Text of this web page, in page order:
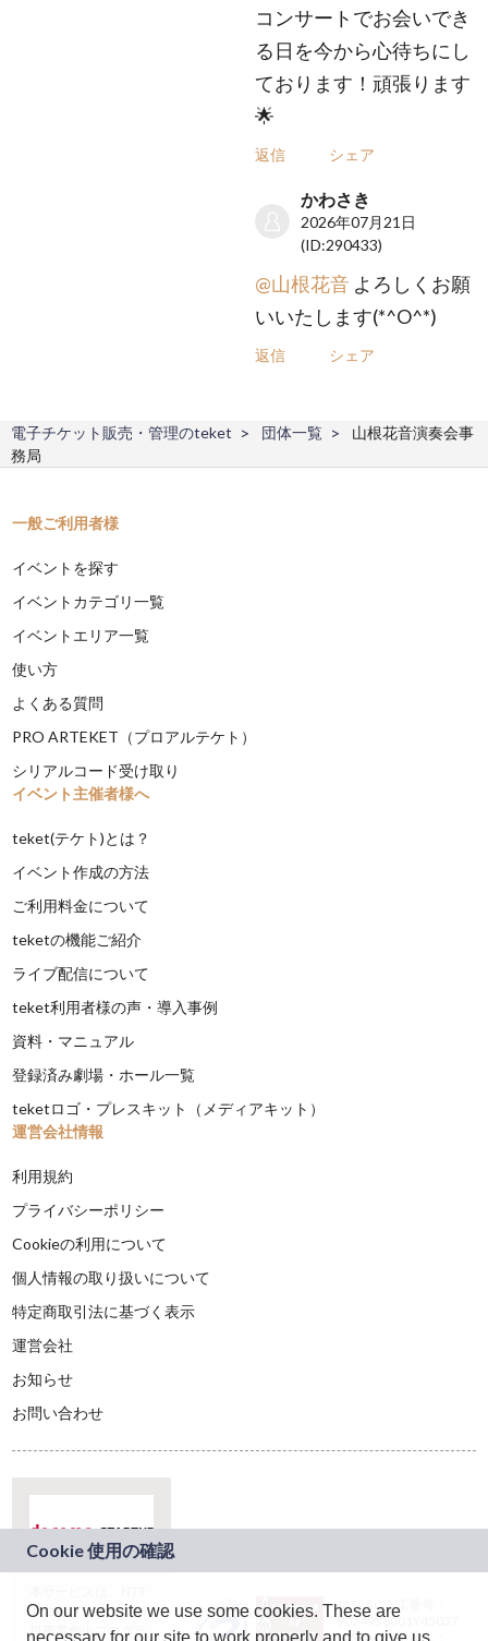
コンサートでお会いでき
る日を今から心待ちにし
ております！頑張ります
🌟
返信 シェア
かわさき
2026年07月21日
(ID:290433)
@山根花音 よろしくお願
いいたします(*^O^*)
返信 シェア
電子チケット販売・管理のteket 団体一覧
山根花音演奏会事
務局
一般ご利用者様
イベントを探す
イベントカテゴリ一覧
イベントエリア一覧
使い方
よくある質問
PRO ARTEKET（プロアルテケト）
シリアルコード受け取り
イベント主催者様へ
teket(テケト)とは？
イベント作成の方法
ご利用料金について
teketの機能ご紹介
ライブ配信について
teket利用者様の声・導入事例
資料・マニュアル
登録済み劇場・ホール一覧
teketロゴ・プレスキット（メディアキット）
運営会社情報
利用規約
プライバシーポリシー
Cookieの利用について
個人情報の取り扱いについて
特定商取引法に基づく表示
運営会社
お知らせ
お問い合わせ
ドコモグループの新
規事業創出プログラ
JASRAC許諾番号：
9024936001Y45037
JASRAC許諾番号：
On our website we use some cookies. These are
necessary for our site to work properly and to give us